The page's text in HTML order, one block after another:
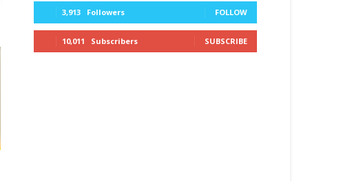
3,913 Followers FOLLOW
10,011 Subscribers SUBSCRIBE